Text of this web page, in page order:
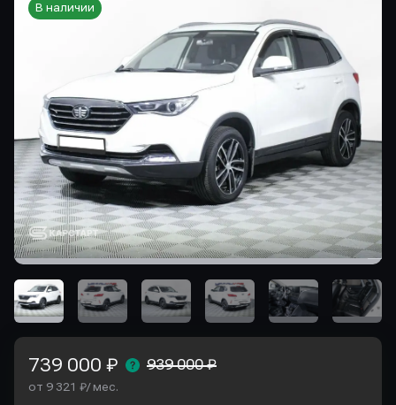
В наличии
739 000 ₽ 939 000 ₽
от 9 321 ₽/ мес.